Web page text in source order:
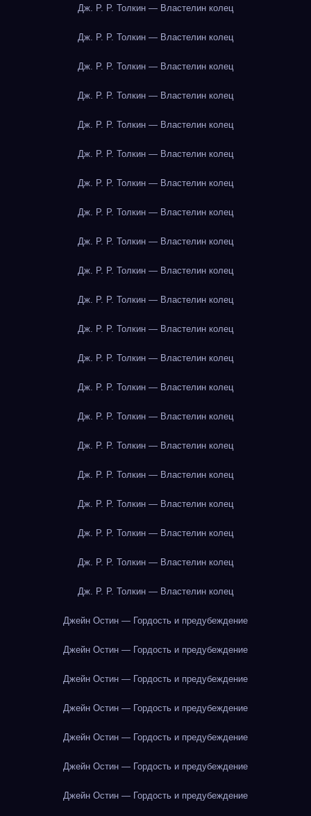
Дж. Р. Р. Толкин — Властелин колец
Дж. Р. Р. Толкин — Властелин колец
Дж. Р. Р. Толкин — Властелин колец
Дж. Р. Р. Толкин — Властелин колец
Дж. Р. Р. Толкин — Властелин колец
Дж. Р. Р. Толкин — Властелин колец
Дж. Р. Р. Толкин — Властелин колец
Дж. Р. Р. Толкин — Властелин колец
Дж. Р. Р. Толкин — Властелин колец
Дж. Р. Р. Толкин — Властелин колец
Дж. Р. Р. Толкин — Властелин колец
Дж. Р. Р. Толкин — Властелин колец
Дж. Р. Р. Толкин — Властелин колец
Дж. Р. Р. Толкин — Властелин колец
Дж. Р. Р. Толкин — Властелин колец
Дж. Р. Р. Толкин — Властелин колец
Дж. Р. Р. Толкин — Властелин колец
Дж. Р. Р. Толкин — Властелин колец
Дж. Р. Р. Толкин — Властелин колец
Дж. Р. Р. Толкин — Властелин колец
Дж. Р. Р. Толкин — Властелин колец
Джейн Остин — Гордость и предубеждение
Джейн Остин — Гордость и предубеждение
Джейн Остин — Гордость и предубеждение
Джейн Остин — Гордость и предубеждение
Джейн Остин — Гордость и предубеждение
Джейн Остин — Гордость и предубеждение
Джейн Остин — Гордость и предубеждение